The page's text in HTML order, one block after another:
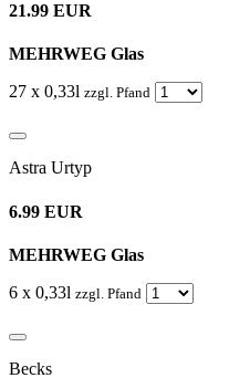
21.99 EUR
MEHRWEG Glas
27 x 0,33l zzgl. Pfand
Astra Urtyp
6.99 EUR
MEHRWEG Glas
6 x 0,33l zzgl. Pfand
Becks